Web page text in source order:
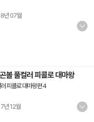
년 07월
볼 풀컬러 피콜로 대마왕
피콜로 대마왕편 4
년 12월